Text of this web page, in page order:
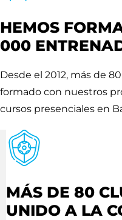
HEMOS
000
Desde el 2012, más de
formado con nuestros
cursos presenciales en
MÁS DE 80
UNIDO A LA